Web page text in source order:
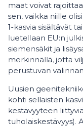
maat voivat
sen, vaikka niille
1-kasvia sisältävät
luetellaan EU:n
siemensäkit ja
merkinnällä, jotta
perustuvan
Uusien
kohti sellaisten
kestävyyteen
tuholaiskestävyys).